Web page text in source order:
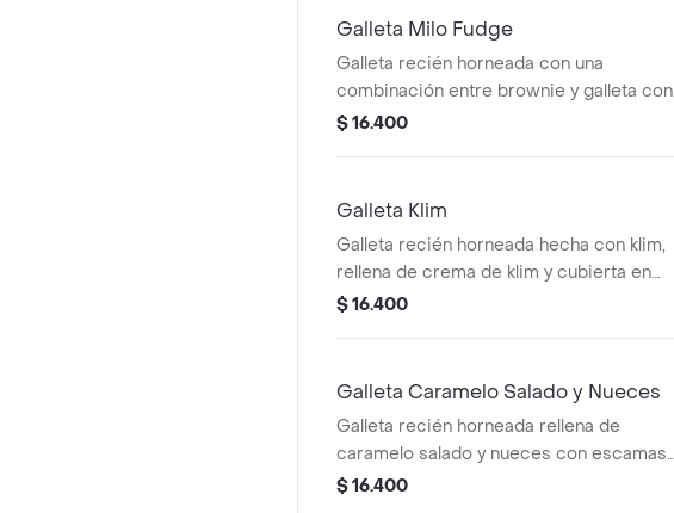
Galleta Milo Fudge
Galleta recién horneada con una
combinación entre brownie y galleta con
un centro cremoso y melcochudo de
$ 16.400
Galleta Klim
Galleta recién horneada hecha con klim,
rellena de crema de klim y cubierta en
crumble de galleta y leche klim.
$ 16.400
Galleta Caramelo Salado y Nueces
Galleta recién horneada rellena de
caramelo salado y nueces con escamas
de sal maldón
$ 16.400